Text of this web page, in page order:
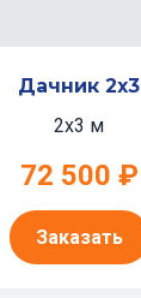
Дачник 2x3
2x3 м
72 500 ₽
Заказать